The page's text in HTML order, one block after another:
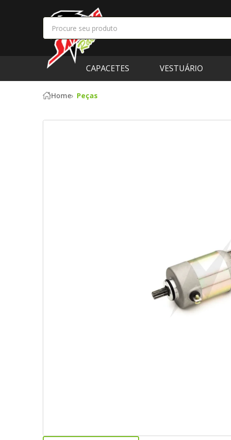
CAPACETES VESTUÁRIO
Home Peças